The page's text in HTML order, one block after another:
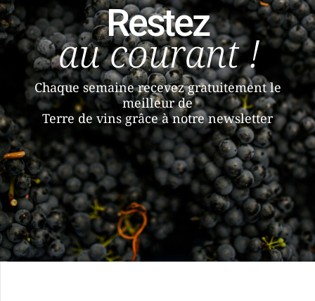
Restez
au courant !
Chaque semaine recevez gratuitement le
meilleur de
Terre de vins grâce à notre newsletter